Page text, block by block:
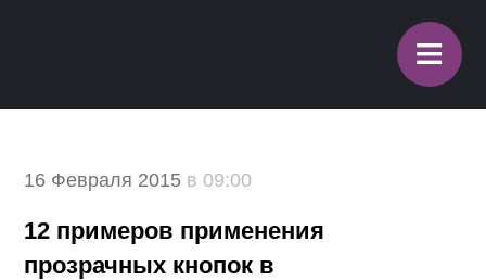
≡
16 Февраля 2015 в 09:00
12 примеров применения
прозрачных кнопок в